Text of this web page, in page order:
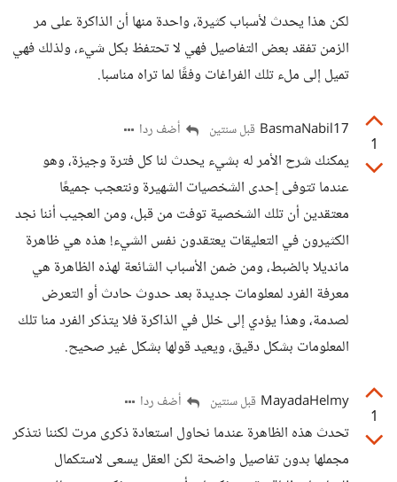
لكن هذا يحدث لأسباب كثيرة، واحدة منها أن الذاكرة على مر
الزمن تفقد بعض التفاصيل فهي لا تحتفظ بكل شيء، ولذلك فهي
تميل إلى ملء تلك الفراغات وفقًا لما تراه مناسبا.
1
BasmaNabil17 قبل سنتين أضف ردا
يمكنك شرح الأمر له بشيء يحدث لنا كل فترة وجيزة، وهو
عندما تتوفى إحدى الشخصيات الشهيرة ونتعجب جميعًا
معتقدين أن تلك الشخصية توفت من قبل، ومن العجيب أننا نجد
الكثيرون في التعليقات يعتقدون نفس الشيء! هذه هي ظاهرة
مانديلا بالضبط، ومن ضمن الأسباب الشائعة لهذه الظاهرة هي
معرفة الفرد لمعلومات جديدة بعد حدوث حادث أو التعرض
لصدمة، وهذا يؤدي إلى خلل في الذاكرة فلا يتذكر الفرد منا تلك
المعلومات بشكل دقيق، ويعيد قولها بشكل غير صحيح.
1
MayadaHelmy قبل سنتين أضف ردا
تحدث هذه الظاهرة عندما نحاول استعادة ذكرى مرت لكننا نتذكر
مجملها بدون تفاصيل واضحة لكن العقل يسعى لاستكمال